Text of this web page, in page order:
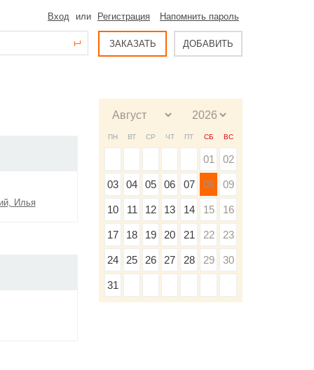
Вход или Регистрация Напомнить пароль
ЗАКАЗАТЬ ДОБАВИТЬ
Илья
ПН ВТ СР ЧТ ПТ СБ ВС
01 02
03 04 05 06 07 08 09
10 11 12 13 14 15 16
17 18 19 20 21 22 23
24 25 26 27 28 29 30
31